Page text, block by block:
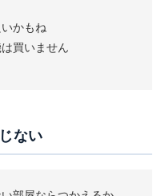
かもね
買いません
ない